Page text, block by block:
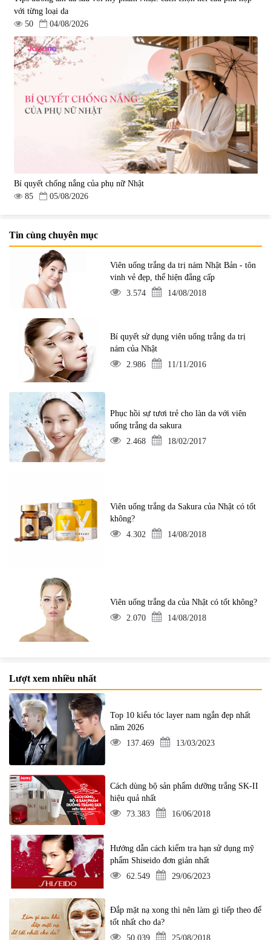
với từng loại da
50
04/08/2026
Bí quyết chống nắng của phụ nữ Nhật
85
05/08/2026
Tin cùng chuyên mục
Viên uống trắng da trị nám Nhật Bản - tôn
vinh vẻ đẹp, thể hiện đẳng cấp
3.574
14/08/2018
Bí quyết sử dụng viên uống trắng da trị
nám của Nhật
2.986
11/11/2016
Phục hồi sự tươi trẻ cho làn da với viên
uống trắng da sakura
2.468
18/02/2017
Viên uống trắng da Sakura của Nhật có tốt
không?
4.302
14/08/2018
Viên uống trắng da của Nhật có tốt không?
2.070
14/08/2018
Lượt xem nhiều nhất
Top 10 kiểu tóc layer nam ngắn đẹp nhất
năm 2026
137.469
13/03/2023
Cách dùng bộ sản phẩm dưỡng trắng SK-II
hiệu quả nhất
73.383
16/06/2018
Hướng dẫn cách kiểm tra hạn sử dụng mỹ
phẩm Shiseido đơn giản nhất
62.549
29/06/2023
Đắp mặt nạ xong thì nên làm gì tiếp theo để
tốt nhất cho da?
50.039
25/08/2018